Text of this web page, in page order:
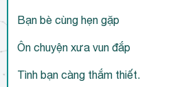
Bạn bè cùng hẹn gặp
Ôn chuyện xưa vun đắp
Tình bạn càng thắm thiết.